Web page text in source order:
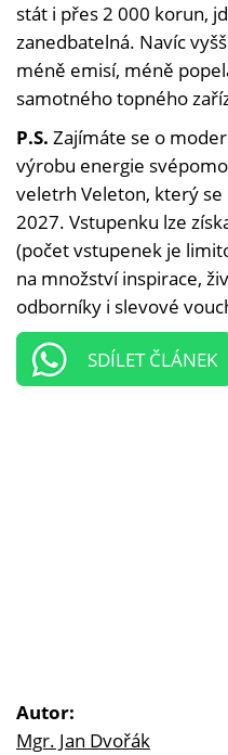
stát i přes 2 000 korun,
zanedbatelná. Navíc
méně emisí, méně
samotného topného
P.S. Zajímáte se o
výrobu energie
veletrh Veleton, který se
2027. Vstupenku lze
(počet vstupenek je
na množství inspirace,
odborníky i slevové
SDÍLET ČLÁNEK
Autor:
Mgr. Jan Dvořák